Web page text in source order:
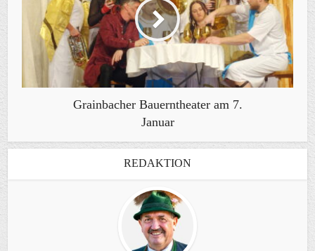
Grainbacher Bauerntheater am 7.
Januar
REDAKTION